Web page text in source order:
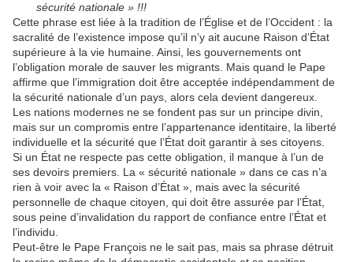
sécurité nationale » !!!
Cette phrase est liée à la tradition de l’Église et de l’Occident : la
sacralité de l’existence impose qu’il n’y ait aucune Raison d’État
supérieure à la vie humaine. Ainsi, les gouvernements ont
l’obligation morale de sauver les migrants. Mais quand le Pape
affirme que l’immigration doit être acceptée indépendamment de
la sécurité nationale d’un pays, alors cela devient dangereux.
Les nations modernes ne se fondent pas sur un principe divin,
mais sur un compromis entre l’appartenance identitaire, la liberté
individuelle et la sécurité que l’État doit garantir à ses citoyens.
Si un État ne respecte pas cette obligation, il manque à l’un de
ses devoirs premiers. La « sécurité nationale » dans ce cas n’a
rien à voir avec la « Raison d’État », mais avec la sécurité
personnelle de chaque citoyen, qui doit être assurée par l’État,
sous peine d’invalidation du rapport de confiance entre l’État et
l’individu.
Peut-être le Pape François ne le sait pas, mais sa phrase détruit